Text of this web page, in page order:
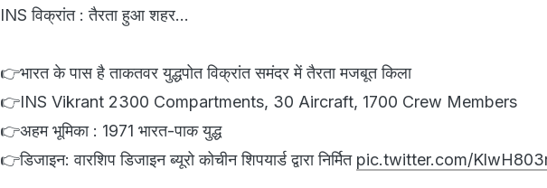
INS विक्रांत : तैरता हुआ शहर...
👉भारत के पास है ताकतवर युद्धपोत विक्रांत समंदर में तैरता मजबूत किला
👉INS Vikrant 2300 Compartments, 30 Aircraft, 1700 Crew Members
👉अहम भूमिका : 1971 भारत-पाक युद्ध
👉डिजाइन: वारशिप डिजाइन ब्यूरो कोचीन शिपयार्ड द्वारा निर्मित pic.twitter.com/